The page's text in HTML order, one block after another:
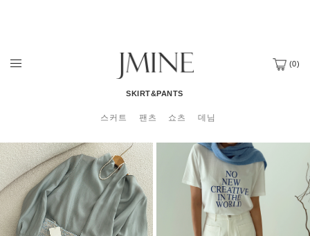
(0)
SKIRT&PANTS
스커트 팬츠 쇼츠 데님